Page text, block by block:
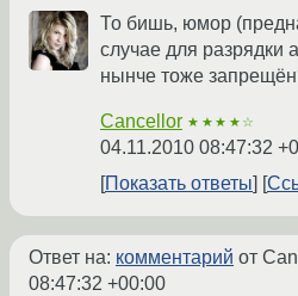
То бишь, юмор
случае для разрядки
нынче тоже
Cancellor ★★★★☆
04.11.2010 08:47:32
Показать ответы
Ответ на: комментарий от
08:47:32 +00:00